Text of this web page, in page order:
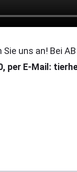
uns an! Bei
per E-Mail: